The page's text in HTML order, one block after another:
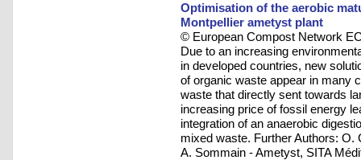
Optimisation of the aerobic
Montpellier ametyst plant
© European Compost Network
Due to an increasing
in developed countries, new
of organic waste appear in many
waste that directly sent towards
increasing price of fossil energy
integration of an anaerobic
mixed waste. Further Authors:
A. Sommain - Ametyst, SITA